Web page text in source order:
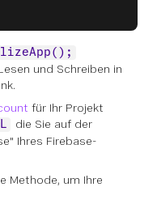
und Schreiben in
für Ihr Projekt
die Sie auf der
Ihres Firebase-
Methode, um Ihre